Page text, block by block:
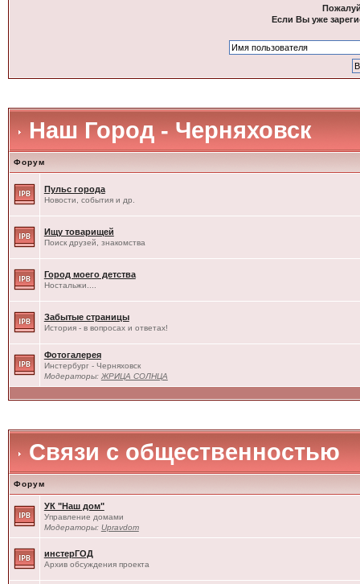
Если Вы уже
Наш Город - Черняховск
Форум
Пульс города
Новости, события и др.
Ищу товарищей
Поиск друзей, знакомства
Город моего детства
Ностальжи....
Забытые страницы
История - в вопросах и ответах!
Фотогалерея
Инстербург - Черняховск
Модераторы: ЖРИЦА СОЛНЦА
Связи с общественностью
Форум
УК "Наш дом"
Управление домами
Модераторы: Upravdom
инстерГОД
Архив обсуждения проекта